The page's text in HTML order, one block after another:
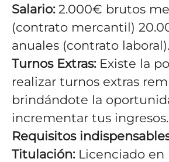
Salario:2.000€ brutos
(contrato mercantil)
anuales (contrato laboral).
Turnos Extras:Existe la
realizar turnos extras
brindándote la
incrementar tus ingresos.
Requisitos
Titulación:Licenciado en